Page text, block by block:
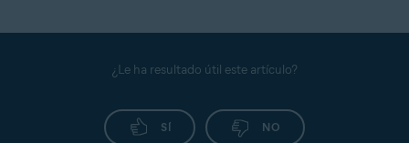
¿Le ha resultado útil este artículo?
SÍ NO